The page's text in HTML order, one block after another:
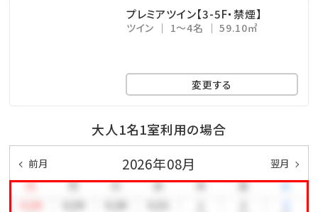
※屋外プールのご利用は、時期により営業時間が変更
になる場合がございます。
※全室禁煙ルームでございます。
※レストラン「天」のディナーをご希望の場合は、前日ま
での予約をお願い致します。
公式ホームページより、「Dinner」→「詳細を見る」よ
りご予約下さい。
プレミアツイン【3-5F・禁煙】
ツイン 1～4名 59.10㎡
変更する
大人1名1室利用の場合
前月 2026年08月 翌月